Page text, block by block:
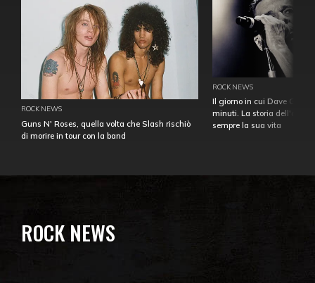
ROCK NEWS
Guns N' Roses, quella volta che Slash rischiò
di morire in tour con la band
ROCK NEWS
Il giorno in cui Dave
minuti. La storia
sempre la sua vita
ROCK NEWS